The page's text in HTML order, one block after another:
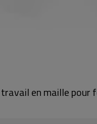
en maille pour